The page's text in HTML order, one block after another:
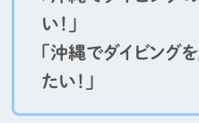
い！」
「沖縄でダイビング
たい！」